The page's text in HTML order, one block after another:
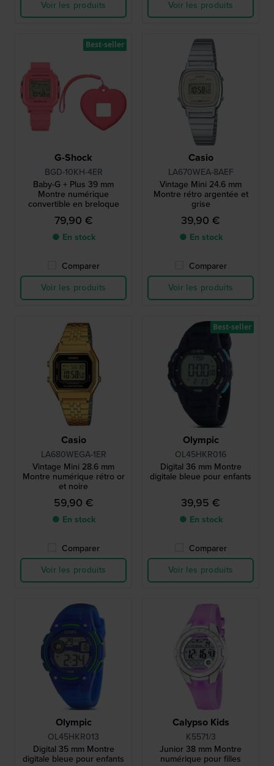
Voir les produits Voir les produits
G-Shock
BGD-10KH-4ER
Baby-G + Plus 39 mm
Montre numérique
convertible en breloque
79,90 €
● En stock
Comparer
Voir les produits
Best-seller
Casio
LA670WEA-8AEF
Vintage Mini 24.6 mm
Montre rétro argentée et
grise
39,90 €
● En stock
Comparer
Voir les produits
Casio
LA680WEGA-1ER
Vintage Mini 28.6 mm
Montre numérique rétro or
et noire
59,90 €
● En stock
Comparer
Voir les produits
Olympic
OL45HKR016
Digital 36 mm Montre
digitale bleue pour enfants
39,95 €
● En stock
Comparer
Voir les produits
Best-seller
Olympic
OL45HKR013
Digital 35 mm Montre
digitale bleue pour enfants
Calypso Kids
K5571/3
Junior 38 mm Montre
numérique pour filles